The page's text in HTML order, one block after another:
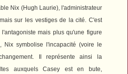
Nix (Hugh Laurie), l'administrateur
sur les vestiges de la cité. C'est
mais plus qu'une figure
Nix symbolise l'incapacité (voire le
Il représente ainsi la
auxquels Casey est en bute,